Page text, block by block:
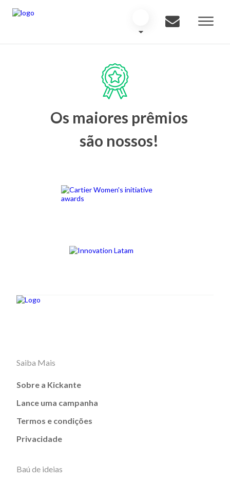
Os maiores prêmios
são nossos!
Saiba Mais
Sobre a Kickante
Lance uma campanha
Termos e condições
Privacidade
Baú de ideias